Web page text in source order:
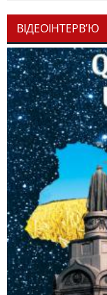
ВІДЕОІНТЕРВ’Ю